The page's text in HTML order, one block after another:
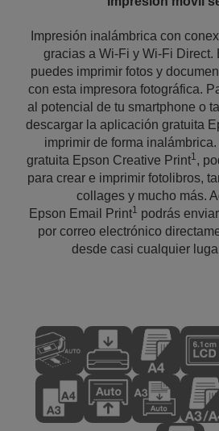
Impresión inalámbrica con
gracias a Wi-Fi y Wi-Fi Direct.
puedes imprimir fotos y
con esta impresora fotográfica.
al potencial de tu smartphone o
descargar la aplicación gratuita
imprimir de forma
gratuita Epson Creative Print1,
para crear e imprimir fotolibros,
collages y mucho más.
Epson Email Print1 podrás
por correo electrónico
desde casi cualquier